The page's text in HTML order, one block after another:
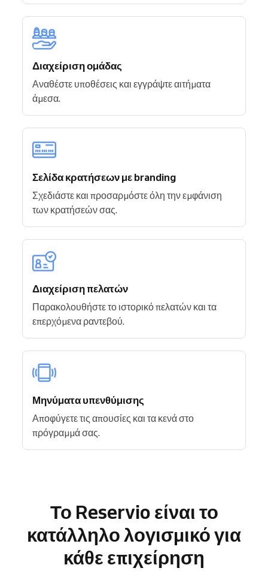
Διαχείριση ομάδας
Αναθέστε υποθέσεις και εγγράψτε αιτήματα
άμεσα.
Σελίδα κρατήσεων με branding
Σχεδιάστε και προσαρμόστε όλη την εμφάνιση
των κρατήσεών σας.
Διαχείριση πελατών
Παρακολουθήστε το ιστορικό πελατών και τα
επερχόμενα ραντεβού.
Μηνύματα υπενθύμισης
Αποφύγετε τις απουσίες και τα κενά στο
πρόγραμμά σας.
Το Reservio είναι το
κατάλληλο λογισμικό για
κάθε επιχείρηση